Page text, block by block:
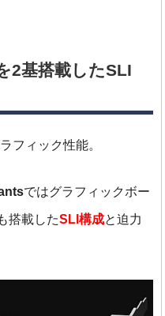
2基搭載したSLI
フィック性能。
ではグラフィックボー
搭載したSLI構成と迫力